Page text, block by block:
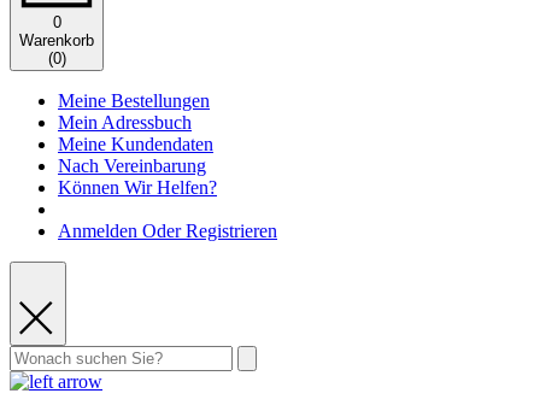
0
Warenkorb
(0)
Meine Bestellungen
Mein Adressbuch
Meine Kundendaten
Nach Vereinbarung
Können Wir Helfen?
Anmelden Oder Registrieren